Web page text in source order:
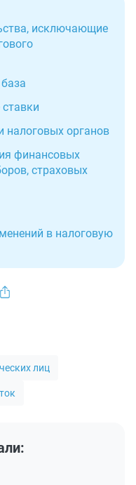
исключающие
налоговых органов
финансовых
страховых
в налоговую
лиц